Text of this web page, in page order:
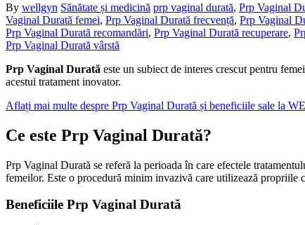
By wellgyn Sănătate și medicină prp vaginal durată, Prp Vaginal
Vaginal Durată femei, Prp Vaginal Durată frecvență, Prp Vaginal
Prp Vaginal Durată recomandări, Prp Vaginal Durată recuperare,
Prp Vaginal Durată vârstă
Prp Vaginal Durată este un subiect de interes crescut pentru
acestui tratament inovator.
Aflați mai multe despre Prp Vaginal Durată și beneficiile sale la
Ce este Prp Vaginal Durată?
Prp Vaginal Durată se referă la perioada în care efectele
femeilor. Este o procedură minim invazivă care utilizează propriile
Beneficiile Prp Vaginal Durată